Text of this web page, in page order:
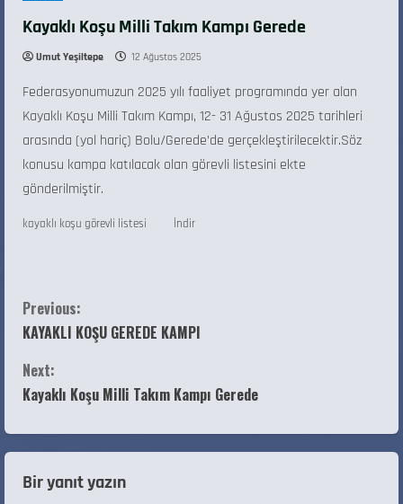
Kayaklı Koşu Milli Takım Kampı Gerede
Umut Yeşiltepe 12 Ağustos 2025
Federasyonumuzun 2025 yılı faaliyet programında yer alan
Kayaklı Koşu Milli Takım Kampı, 12- 31 Ağustos 2025 tarihleri
arasında (yol hariç) Bolu/Gerede’de gerçekleştirilecektir.Söz
konusu kampa katılacak olan görevli listesini ekte
gönderilmiştir.
kayaklı koşu görevli listesi İndir
Previous:
KAYAKLI KOŞU GEREDE KAMPI
Next:
Kayaklı Koşu Milli Takım Kampı Gerede
Bir yanıt yazın